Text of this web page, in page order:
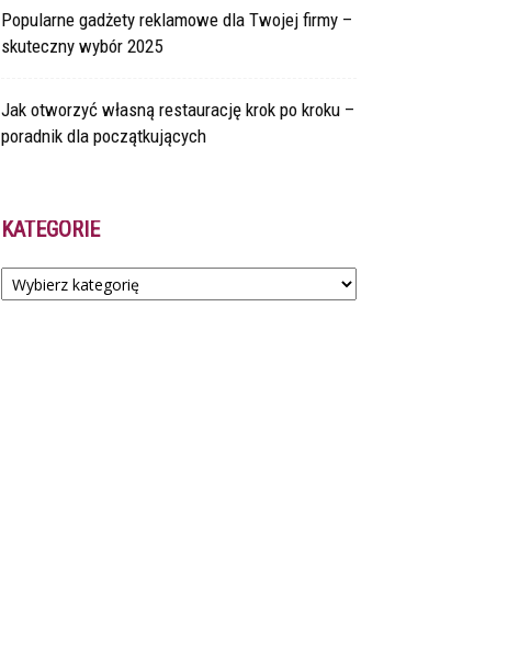
Popularne gadżety reklamowe dla Twojej firmy –
skuteczny wybór 2025
Jak otworzyć własną restaurację krok po kroku –
poradnik dla początkujących
KATEGORIE
Kategorie